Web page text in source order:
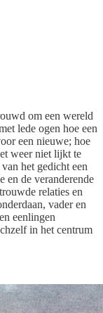
om een wereld
lede ogen hoe een
een nieuwe; hoe
weer niet lijkt te
het gedicht een
en de veranderende
relaties en
vader en
eenlingen
in het centrum